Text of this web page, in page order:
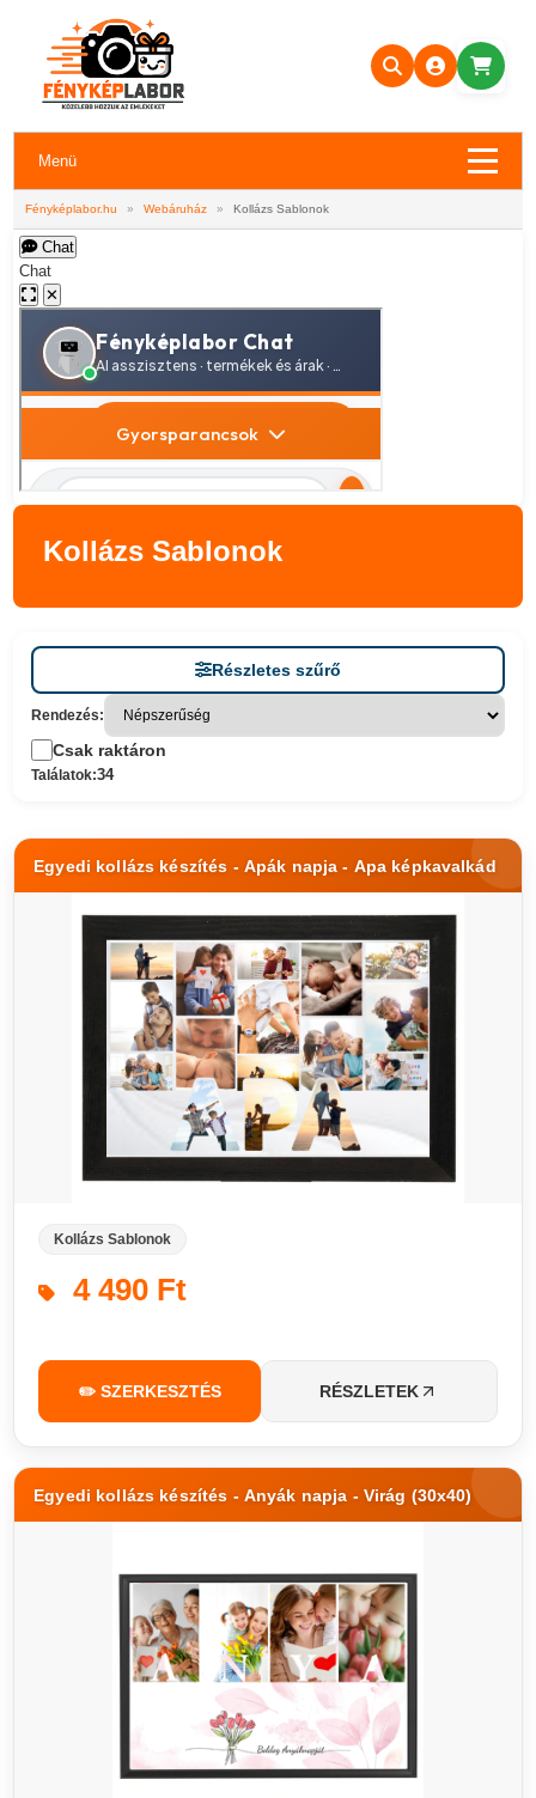
Menü
Fényképlabor.hu » Webáruház » Kollázs Sablonok
Chat
Chat
✕
Kollázs Sablonok
Részletes szűrő
Rendezés:
Csak raktáron
Találatok:34
Egyedi kollázs készítés - Apák napja - Apa képkavalkád
Kollázs Sablonok
4 490 Ft
✏️ SZERKESZTÉS RÉSZLETEK
Egyedi kollázs készítés - Anyák napja - Virág (30x40)